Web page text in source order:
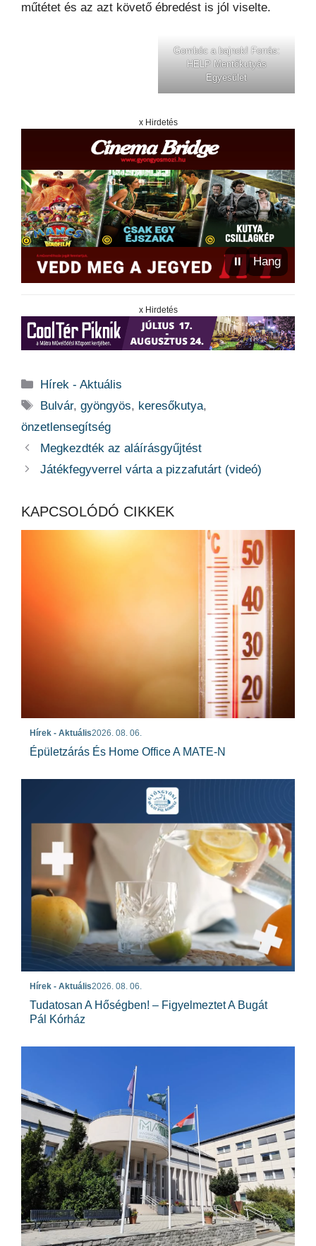
műtétet és az azt követő ébredést is jól viselte.
Gombóc a bajnok! Forrás:
HELP Mentőkutyás
Egyesület
x Hirdetés
⏸ Hang
x Hirdetés
Kategória
Hírek - Aktuális
Címkék
Bulvár,gyöngyös, keresőkutya,
önzetlensegítség
Megkezdték az aláírásgyűjtést
Játékfegyverrel várta a pizzafutárt (videó)
KAPCSOLÓDÓ CIKKEK
Hírek - Aktuális2026. 08. 06.
Épületzárás És Home Office A MATE-N
Hírek - Aktuális2026. 08. 06.
Tudatosan A Hőségben! – Figyelmeztet A Bugát
Pál Kórház